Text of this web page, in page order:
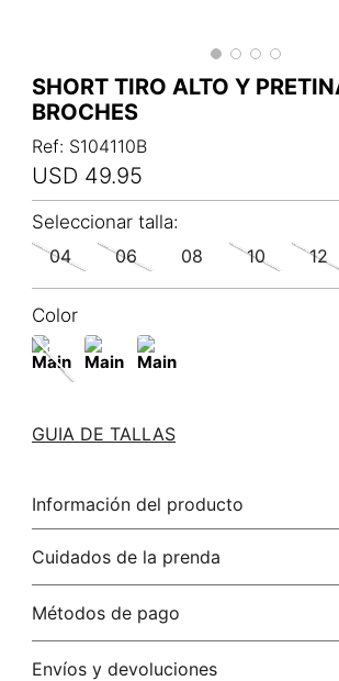
SHORT TIRO ALTO Y
BROCHES
Ref: S104110B
USD 49.95
04 06 08 10 12
Color
GUIA DE TALLAS
Información del producto
50.00% algodón/cotton48.00% poliamida/
elastano/elastane
Cuidados de la prenda
Métodos de pago
Tarjetas de crédito: Visa, Dinners, Master
Envíos y devoluciones